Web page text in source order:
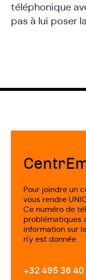
téléphonique
pas à lui poser
Fin
Pour joindre un
vous rendre
Ce numéro de
problématiques
information sur
n'y est donnée.
+32 495 36 40